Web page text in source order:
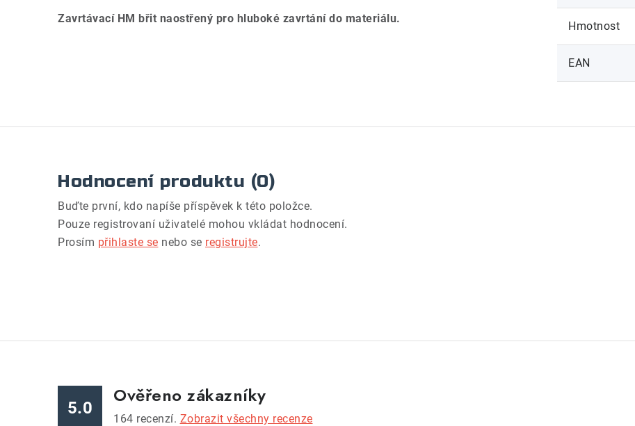
Zavrtávací HM břit naostřený pro hluboké zavrtání do materiálu.
Hmotnost
EAN
Hodnocení produktu (0)
Buďte první, kdo napíše příspěvek k této položce.
Pouze registrovaní uživatelé mohou vkládat hodnocení.
Prosím přihlaste se nebo se registrujte.
5.0
Ověřeno zákazníky
164 recenzí. Zobrazit všechny recenze